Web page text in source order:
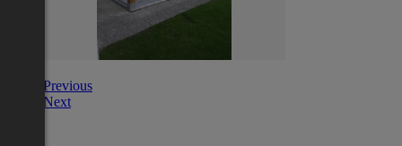
Previous
Next